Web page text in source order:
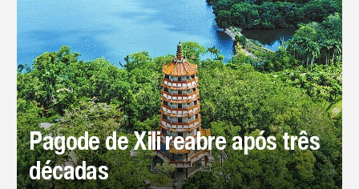
Pagode de Xili reabre após três
décadas